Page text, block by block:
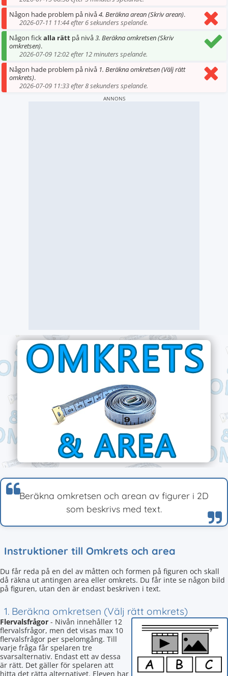
Någon hade problem på nivå4. Beräkna arean (Skriv arean).
2026-07-11 11:44 efter 6 sekunders spelande.
Någon fickalla rätt på nivå3. Beräkna omkretsen (Skriv
omkretsen).
2026-07-09 12:02 efter 12 minuters spelande.
Någon hade problem på nivå 1. Beräkna omkretsen (Välj rätt
omkrets).
2026-07-09 11:33 efter 8 sekunders spelande.
ANNONS
Beräkna omkretsen och arean av figurer i 2D
som beskrivs med text.
Instruktioner till Omkrets och area
Du får reda på en del av måtten och formen på figuren och skall
då räkna ut antingen area eller omkrets. Du får inte se någon bild
på figuren, utan den är endast beskriven i text.
1. Beräkna omkretsen (Välj rätt omkrets)
Flervalsfrågor - Nivån innehåller 12
flervalsfrågor, men det visas max 10
flervalsfrågor per spelomgång. Till
varje fråga får spelaren tre
svarsalternativ. Endast ett av dessa
är rätt. Det gäller för spelaren att
hitta det rätta alternativet. Eleven har